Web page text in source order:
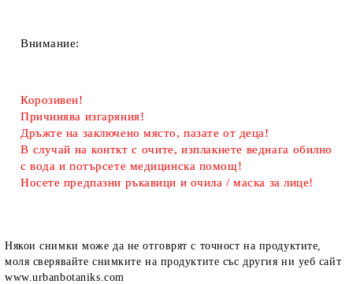
Внимание:
Корозивен!
Причинява изгаряния!
Дръжте на заключено място, пазате от деца!
В случай на конткт с очите, изплакнете веднага обилно
с вода и потърсете медицинска помощ!
Носете предпазни ръкавици и очила / маска за лице!
Някои снимки може да не отговрят с точност на продуктите,
моля сверявайте снимките на продуктите със другия ни уеб сайт
www.urbanbotaniks.com